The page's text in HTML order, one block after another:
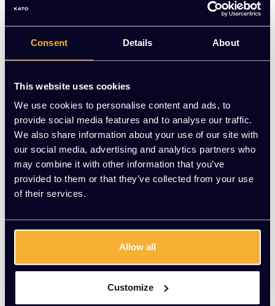
Consent Details About
This website uses cookies
We use cookies to personalise content and ads, to
provide social media features and to analyse our traffic.
We also share information about your use of our site with
our social media, advertising and analytics partners who
may combine it with other information that you’ve
provided to them or that they’ve collected from your use
of their services.
Allow all
Customize
synchroonmechaniek, in hoogte en diepte verstelbare
Aantal - +
Toevoegen aan winkelwagen
Vraag jouw persoonlijke aanbieding aan
Gratis montage
Meer dan 20 jaar ervaring